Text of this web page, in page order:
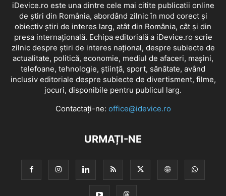
iDevice.ro este una dintre cele mai citite publicatii online
de știri din România, abordând zilnic în mod corect și
obiectiv știri de interes larg, atât din România, cât și din
presa internațională. Echipa editorială a iDevice.ro scrie
zilnic despre știri de interes național, despre subiecte de
actualitate, politică, economie, mediul de afaceri, mașini,
telefoane, tehnologie, știință, sport, sănătate, având
inclusiv editoriale despre subiecte de divertisment, filme,
jocuri, disponibile pentru publicul larg.
Contactați-ne: office@idevice.ro
URMAȚI-NE